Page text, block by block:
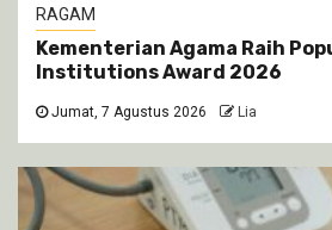
RAGAM
Kementerian Agama Raih
Institutions Award 2026
Jumat, 7 Agustus 2026 Lia